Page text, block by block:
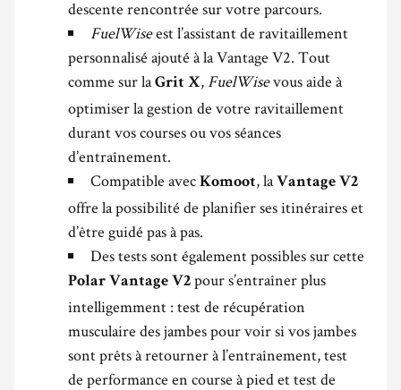
descente rencontrée sur votre parcours.
FuelWiseest l’assistant de ravitaillement
personnalisé ajouté à la Vantage V2. Tout
comme sur laGrit X, FuelWisevous aide à
optimiser la gestion de votre ravitaillement
durant vos courses ou vos séances
d’entraînement.
Compatible avec Komoot, la Vantage V2
offre la possibilité de planifier ses itinéraires et
d’être guidé pas à pas.
Des tests sont également possibles sur cette
Polar Vantage V2 pour s’entraîner plus
intelligemment : test de récupération
musculaire des jambes pour voir si vos jambes
sont prêts à retourner à l’entraînement, test
de performance en course à pied et test de